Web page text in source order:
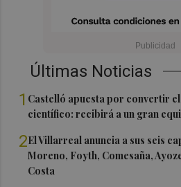
Últimas Noticias
1 Castelló apuesta por convertir
científico: recibirá a un gran
2El Villarreal anuncia a sus seis
Moreno, Foyth, Comesaña,
Costa